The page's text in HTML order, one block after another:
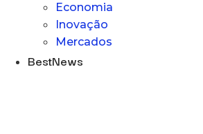
Economia
Inovação
Mercados
BestNews